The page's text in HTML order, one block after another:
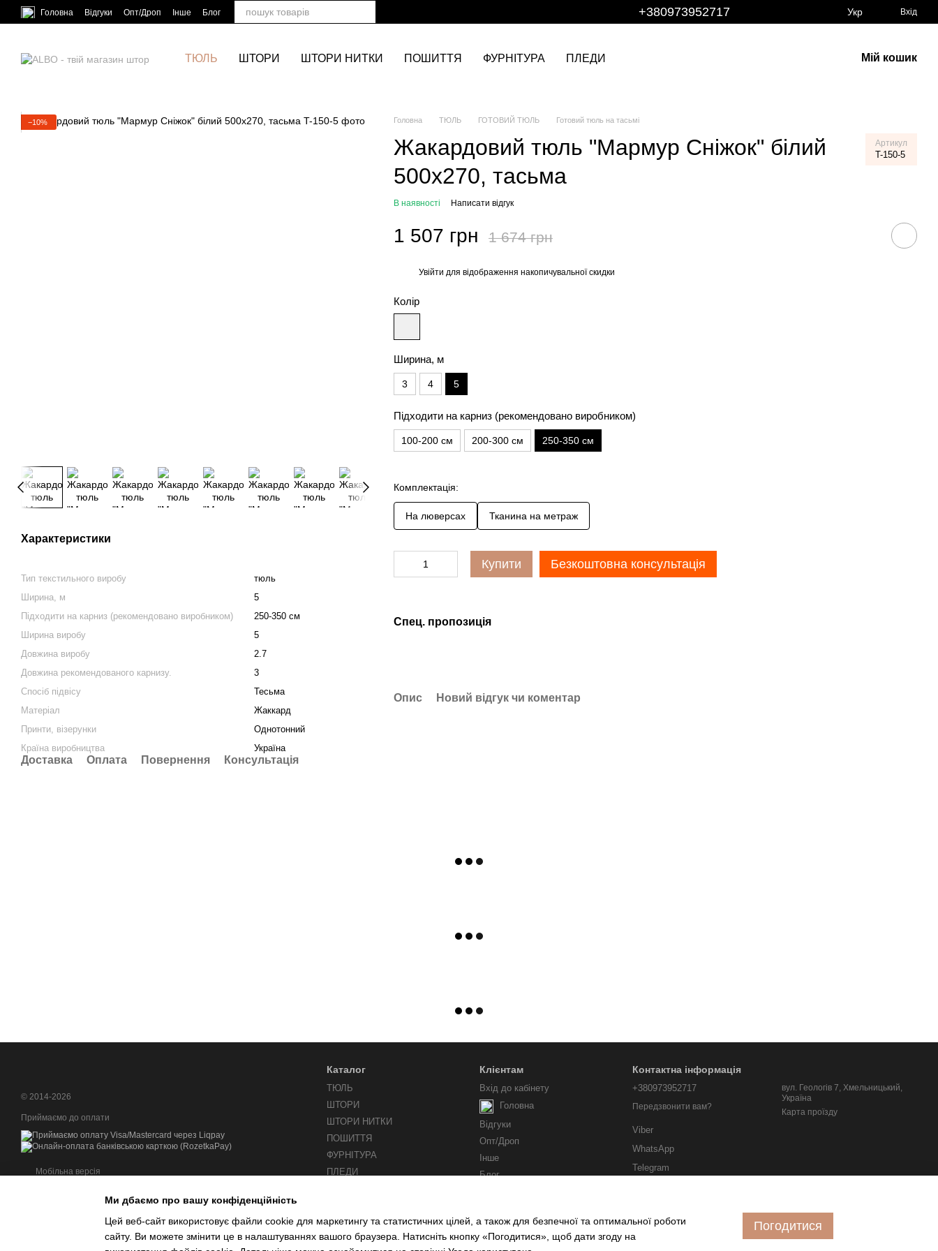
Перейти до основного контенту
Головна Відгуки Опт/Дроп Інше Блог +380973952717 Укр Вхід
ТЮЛЬ ШТОРИ ШТОРИ НИТКИ ПОШИТТЯ ФУРНІТУРА ПЛЕДИ Мій кошик
−10%
Характеристики
Тип текстильного виробу
тюль
Ширина, м
5
Підходити на карниз (рекомендовано виробником)
250-350 см
Ширина виробу
5
Довжина виробу
2.7
Довжина рекомендованого карнизу.
3
Спосіб підвісу
Тесьма
Матеріал
Жаккард
Принти, візерунки
Однотонний
Країна виробництва
Україна
Доставка Оплата Повернення Консультація
Головна ТЮЛЬ ГОТОВИЙ ТЮЛЬ Готовий тюль на тасьмі
Жакардовий тюль "Мармур Сніжок" білий
500х270, тасьма
Артикул
T-150-5
В наявності Написати відгук
1 507 грн 1 674 грн
Увійти для відображення накопичувальної скидки
Колір
Ширина, м
3 4 5
Підходити на карниз (рекомендовано виробником)
100-200 см 200-300 см 250-350 см
Комплектація:
На люверсах Тканина на метраж
Купити Безкоштовна консультація
Спец. пропозиція
Опис Новий відгук чи коментар
© 2014-2026
Приймаємо до оплати
Мобільна версія
Каталог
ТЮЛЬ
ШТОРИ
ШТОРИ НИТКИ
ПОШИТТЯ
ФУРНІТУРА
ПЛЕДИ
Клієнтам
Вхід до кабінету
Головна
Відгуки
Опт/Дроп
Інше
Блог
Контактна інформація
+380973952717
Передзвонити вам?
Viber
WhatsApp
Telegram
вул. Геологів 7, Хмельницький,
Україна
Карта проїзду
Ми дбаємо про вашу конфіденційність
Цей веб-сайт використовує файли cookie для маркетингу та статистичних цілей, а також для безпечної та оптимальної роботи
сайту. Ви можете змінити це в налаштуваннях вашого браузера. Натисніть кнопку «Погодитися», щоб дати згоду на
Погодитися